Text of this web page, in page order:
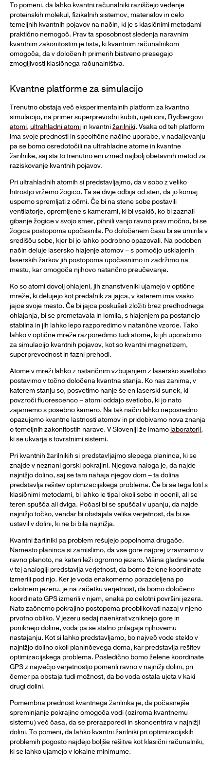
To pomeni, da lahko kvantni računalniki raziščejo vedenje
proteinskih molekul, fizikalnih sistemov, materialov in celo
temeljnih kvantnih pojavov na način, ki je s klasičnimi metodami
praktično nemogoč. Prav ta sposobnost sledenja naravnim
kvantnim zakonitostim je tista, ki kvantnim računalnikom
omogoča, da v določenih primerih bistveno presegajo
zmogljivosti klasičnega računalništva.
Kvantne platforme za simulacijo
Trenutno obstaja več eksperimentalnih platform za kvantno
simulacijo, na primersuperprevodni kubiti, ujeti ioni, Rydbergovi
atomi, ultrahladni atomi in kvantnižarilniki. Vsaka od teh platform
ima svoje prednosti in specifične načine uporabe, v nadaljevanju
pa se bomo osredotočili na ultrahladne atome in kvantne
žarilnike, saj sta to trenutno eni izmed najbolj obetavnih metod za
raziskovanje kvantnih pojavov.
Pri ultrahladnih atomih si predstavljajmo, da v sobo z veliko
hitrostjo vržemo žogico. Ta se divje odbija od sten, da jo komaj
uspemo spremljati z očmi. Če bi na stene sobe postavili
ventilatorje, opremljene s kamerami, ki bi vsakič, ko bi zaznali
gibanje žogice v svojo smer, pihnili vanjo ravno prav močno, bi se
žogica postopoma upočasnila. Po določenem času bi se umirila v
središču sobe, kjer bi jo lahko podrobno opazovali. Na podoben
način deluje lasersko hlajenje atomov – s pomočjo usklajenih
laserskih žarkov jih postopoma upočasnimo in zadržimo na
mestu, kar omogoča njihovo natančno preučevanje.
Ko so atomi dovolj ohlajeni, jih znanstveniki ujamejo v optične
mreže, ki delujejo kot predalnik za jajca, v katerem ima vsako
jajce svoje mesto. Če bi jajca poskušali zložiti brez predhodnega
ohlajanja, bi se premetavala in lomila, s hlajenjem pa postanejo
stabilna in jih lahko lepo razporedimo v natančne vzorce. Tako
lahko v optične mreže razporedimo tudi atome, ki jih uporabimo
za simulacijo kvantnih pojavov, kot so kvantni magnetizem,
superprevodnost in fazni prehodi.
Atome v mreži lahko z natančnim vzbujanjem z lasersko svetlobo
postavimo v točno določena kvantna stanja. Ko nas zanima, v
katerem stanju so, posvetimo nanje še en laserski sunek, ki
povzroči fluorescenco – atomi oddajo svetlobo, ki jo nato
zajamemo s posebno kamero. Na tak način lahko neposredno
opazujemo kvantne lastnosti atomov in pridobivamo nova znanja
o temeljnih zakonitostih narave. V Sloveniji že imamo laboratorij,
ki se ukvarja s tovrstnimi sistemi.
Pri kvantnih žarilnikih si predstavljajmo slepega planinca, ki se
znajde v neznani gorski pokrajini. Njegova naloga je, da najde
najnižjo dolino, saj se tam nahaja njegov dom – ta dolina
predstavlja rešitev optimizacijskega problema. Če bi se tega lotil s
klasičnimi metodami, bi lahko le tipal okoli sebe in ocenil, ali se
teren spušča ali dviga. Počasi bi se spuščal v upanju, da najde
najnižjo točko, vendar bi obstajala velika verjetnost, da bi se
ustavil v dolini, ki ne bi bila najnižja.
Kvantni žarilniki pa problem rešujejo popolnoma drugače.
Namesto planinca si zamislimo, da vse gore najprej izravnamo v
ravno planoto, na kateri leži ogromno jezero. Višina gladine vode
v tej analogiji predstavlja verjetnost, da bomo želene koordinate
izmerili pod njo. Ker je voda enakomerno porazdeljena po
celotnem jezeru, je na začetku verjetnost, da bomo določeno
koordinato GPS izmerili v njem, enaka po celotni površini jezera.
Nato začnemo pokrajino postopoma preoblikovati nazaj v njeno
prvotno obliko. V jezeru sedaj naenkrat vzniknejo gore in
poniknejo doline, voda pa se stalno prilagaja njihovemu
nastajanju. Kot si lahko predstavljamo, bo največ vode steklo v
najnižjo dolino okoli planinčevega doma, kar predstavlja rešitev
optimizacijskega problema. Posledično bomo želene koordinate
GPS z največjo verjetnostjo pomerili ravno v najnižji dolini, pri
čemer pa obstaja tudi možnost, da bo voda ostala ujeta v kaki
drugi dolini.
Pomembna prednost kvantnega žarilnika je, da počasnejše
spreminjanje pokrajine omogoča vodi (oziroma kvantnemu
sistemu) več časa, da se prerazporedi in skoncentrira v najnižji
dolini. To pomeni, da lahko kvantni žarilniki pri optimizacijskih
problemih pogosto najdejo boljše rešitve kot klasični računalniki,
ki se lahko ujamejo v lokalne minimume.